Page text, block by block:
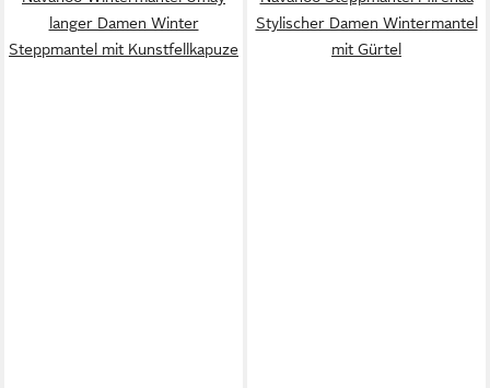
langer Damen Winter
Steppmantel mit Kunstfellkapuze
Stylischer Damen Wintermantel
mit Gürtel